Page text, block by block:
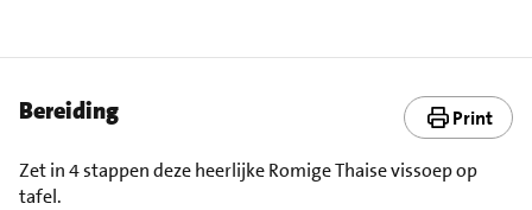
Bereiding Print
Zet in 4 stappen deze heerlijke Romige Thaise vissoep op
tafel.